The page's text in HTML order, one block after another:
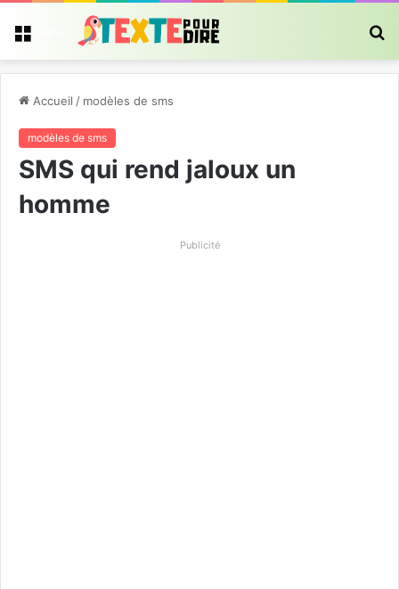
Accueil / modèles de sms
modèles de sms
SMS qui rend jaloux un
homme
Publicité